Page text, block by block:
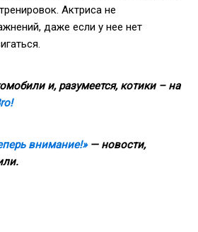
Актриса не
даже если у нее нет
и, разумеется, котики – на
внимание!»— новости,